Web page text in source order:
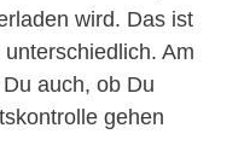
wird. Das ist
Am
auch, ob Du
gehen